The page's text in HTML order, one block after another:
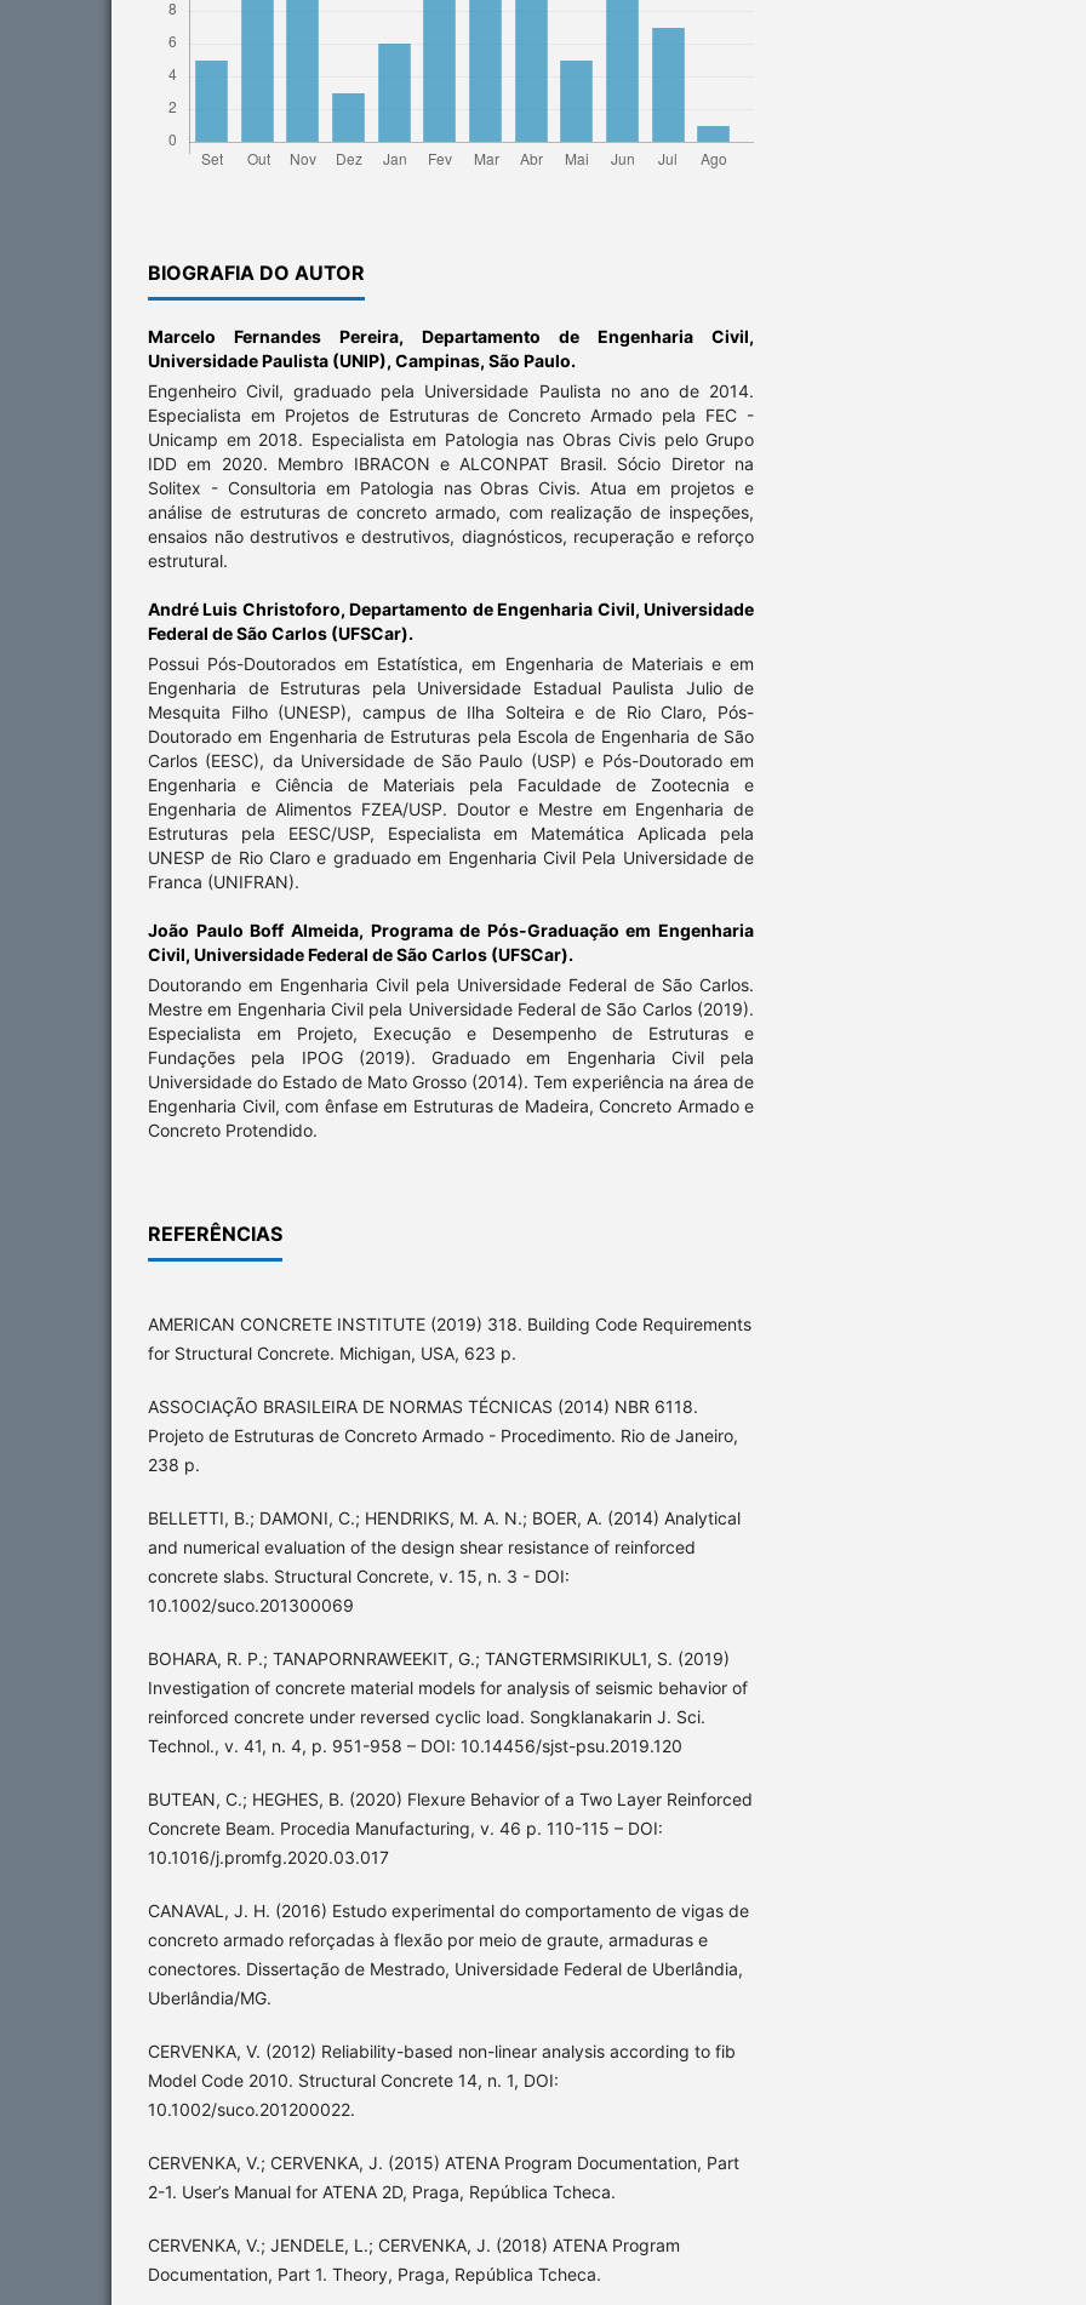
BIOGRAFIA DO AUTOR
Marcelo Fernandes Pereira, Departamento de Engenharia Civil,
Universidade Paulista (UNIP), Campinas, São Paulo.
Engenheiro Civil, graduado pela Universidade Paulista no ano de 2014.
Especialista em Projetos de Estruturas de Concreto Armado pela FEC -
Unicamp em 2018. Especialista em Patologia nas Obras Civis pelo Grupo
IDD em 2020. Membro IBRACON e ALCONPAT Brasil. Sócio Diretor na
Solitex - Consultoria em Patologia nas Obras Civis. Atua em projetos e
análise de estruturas de concreto armado, com realização de inspeções,
ensaios não destrutivos e destrutivos, diagnósticos, recuperação e reforço
estrutural.
André Luis Christoforo,Departamento de Engenharia Civil, Universidade
Federal de São Carlos (UFSCar).
Possui Pós-Doutorados em Estatística, em Engenharia de Materiais e em
Engenharia de Estruturas pela Universidade Estadual Paulista Julio de
Mesquita Filho (UNESP), campus de Ilha Solteira e de Rio Claro, Pós-
Doutorado em Engenharia de Estruturas pela Escola de Engenharia de São
Carlos (EESC), da Universidade de São Paulo (USP) e Pós-Doutorado em
Engenharia e Ciência de Materiais pela Faculdade de Zootecnia e
Engenharia de Alimentos FZEA/USP. Doutor e Mestre em Engenharia de
Estruturas pela EESC/USP, Especialista em Matemática Aplicada pela
UNESP de Rio Claro e graduado em Engenharia Civil Pela Universidade de
Franca (UNIFRAN).
João Paulo Boff Almeida, Programa de Pós-Graduação em Engenharia
Civil, Universidade Federal de São Carlos (UFSCar).
Doutorando em Engenharia Civil pela Universidade Federal de São Carlos.
Mestre em Engenharia Civil pela Universidade Federal de São Carlos (2019).
Especialista em Projeto, Execução e Desempenho de Estruturas e
Fundações pela IPOG (2019). Graduado em Engenharia Civil pela
Universidade do Estado de Mato Grosso (2014). Tem experiência na área de
Engenharia Civil, com ênfase em Estruturas de Madeira, Concreto Armado e
Concreto Protendido.
REFERÊNCIAS
AMERICAN CONCRETE INSTITUTE (2019) 318. Building Code Requirements
for Structural Concrete. Michigan, USA, 623 p.
ASSOCIAÇÃO BRASILEIRA DE NORMAS TÉCNICAS (2014) NBR 6118.
Projeto de Estruturas de Concreto Armado - Procedimento. Rio de Janeiro,
238 p.
BELLETTI, B.; DAMONI, C.; HENDRIKS, M. A. N.; BOER, A. (2014) Analytical
and numerical evaluation of the design shear resistance of reinforced
concrete slabs. Structural Concrete, v. 15, n. 3 - DOI:
10.1002/suco.201300069
BOHARA, R. P.; TANAPORNRAWEEKIT, G.; TANGTERMSIRIKUL1, S. (2019)
Investigation of concrete material models for analysis of seismic behavior of
reinforced concrete under reversed cyclic load. Songklanakarin J. Sci.
Technol., v. 41, n. 4, p. 951-958 – DOI: 10.14456/sjst-psu.2019.120
BUTEAN, C.; HEGHES, B. (2020) Flexure Behavior of a Two Layer Reinforced
Concrete Beam. Procedia Manufacturing, v. 46 p. 110-115 – DOI:
10.1016/j.promfg.2020.03.017
CANAVAL, J. H. (2016) Estudo experimental do comportamento de vigas de
concreto armado reforçadas à flexão por meio de graute, armaduras e
conectores. Dissertação de Mestrado, Universidade Federal de Uberlândia,
Uberlândia/MG.
CERVENKA, V. (2012) Reliability-based non-linear analysis according to fib
Model Code 2010. Structural Concrete 14, n. 1, DOI:
10.1002/suco.201200022.
CERVENKA, V.; CERVENKA, J. (2015) ATENA Program Documentation, Part
2-1. User’s Manual for ATENA 2D, Praga, República Tcheca.
CERVENKA, V.; JENDELE, L.; CERVENKA, J. (2018) ATENA Program
Documentation, Part 1. Theory, Praga, República Tcheca.